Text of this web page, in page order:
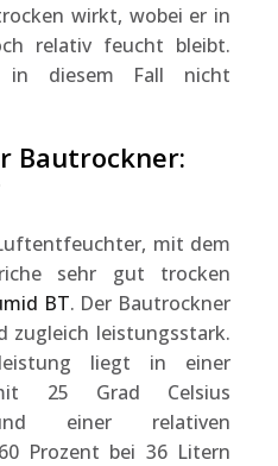
wirkt, wobei er in
relativ feucht bleibt.
in diesem Fall nicht
Bautrockner:
mit dem
sehr gut trocken
BT. Der Bautrockner
zugleich leistungsstark.
liegt in einer
25 Grad Celsius
einer relativen
Prozent bei 36 Litern